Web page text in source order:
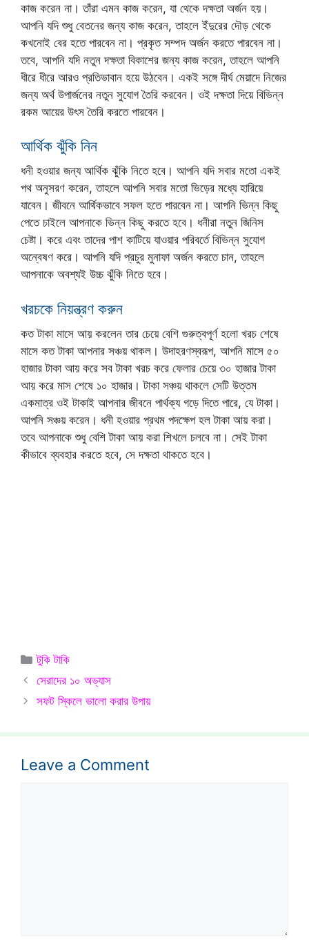
কাজ করেন না। তাঁরা এমন কাজ করেন, যা থেকে দক্ষতা অর্জন হয়।
আপনি যদি শুধু বেতনের জন্য কাজ করেন, তাহলে ইঁদুরের দৌড় থেকে
কখনোই বের হতে পারবেন না। প্রকৃত সম্পদ অর্জন করতে পারবেন না।
তবে, আপনি যদি নতুন দক্ষতা বিকাশের জন্য কাজ করেন, তাহলে আপনি
ধীরে ধীরে আরও প্রতিভাবান হয়ে উঠবেন। একই সঙ্গে দীর্ঘ মেয়াদে নিজের
জন্য অর্থ উপার্জনের নতুন সুযোগ তৈরি করবেন। ওই দক্ষতা দিয়ে বিভিন্ন
রকম আয়ের উৎস তৈরি করতে পারবেন।
আর্থিক ঝুঁকি নিন
ধনী হওয়ার জন্য আর্থিক ঝুঁকি নিতে হবে। আপনি যদি সবার মতো একই
পথ অনুসরণ করেন, তাহলে আপনি সবার মতো ভিড়ের মধ্যে হারিয়ে
যাবেন। জীবনে আর্থিকভাবে সফল হতে পারবেন না। আপনি ভিন্ন কিছু
পেতে চাইলে আপনাকে ভিন্ন কিছু করতে হবে। ধনীরা নতুন জিনিস
চেষ্টা। করে এবং তাদের পাশ কাটিয়ে যাওয়ার পরিবর্তে বিভিন্ন সুযোগ
অন্বেষণ করে। আপনি যদি প্রচুর মুনাফা অর্জন করতে চান, তাহলে
আপনাকে অবশ্যই উচ্চ ঝুঁকি নিতে হবে।
খরচকে নিয়ন্ত্রণ করুন
কত টাকা মাসে আয় করলেন তার চেয়ে বেশি গুরুত্বপূর্ণ হলো খরচ শেষে
মাসে কত টাকা আপনার সঞ্চয় থাকল। উদাহরণস্বরূপ, আপনি মাসে ৫০
হাজার টাকা আয় করে সব টাকা খরচ করে ফেলার চেয়ে ৩০ হাজার টাকা
আয় করে মাস শেষে ১০ হাজার। টাকা সঞ্চয় থাকলে সেটি উত্তম
একমাত্র ওই টাকাই আপনার জীবনে পার্থক্য গড়ে দিতে পারে, যে টাকা।
আপনি সঞ্চয় করেন। ধনী হওয়ার প্রথম পদক্ষেপ হল টাকা আয় করা।
তবে আপনাকে শুধু বেশি টাকা আয় করা শিখলে চলবে না। সেই টাকা
কীভাবে ব্যবহার করতে হবে, সে দক্ষতা থাকতে হবে।
Categories
টুকি টাকি
সেরাদের ১০ অভ্যাস
সফট স্কিলে ভালো করার উপায়
Leave a Comment